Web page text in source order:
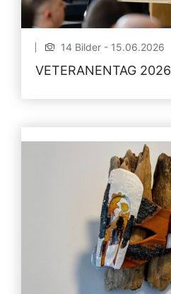
14 Bilder - 15.06.2026
VETERANENTAG 2026